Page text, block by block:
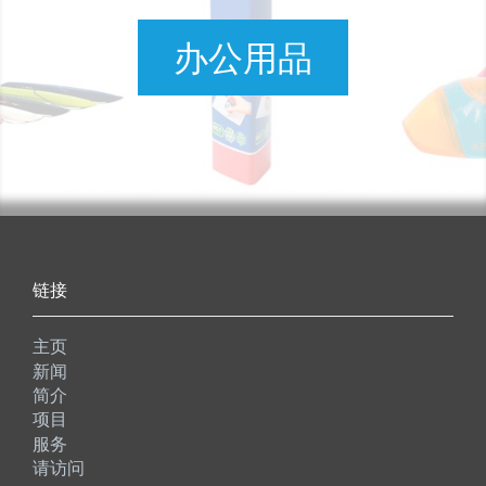
办公用品
链接
主页
新闻
简介
项目
服务
请访问